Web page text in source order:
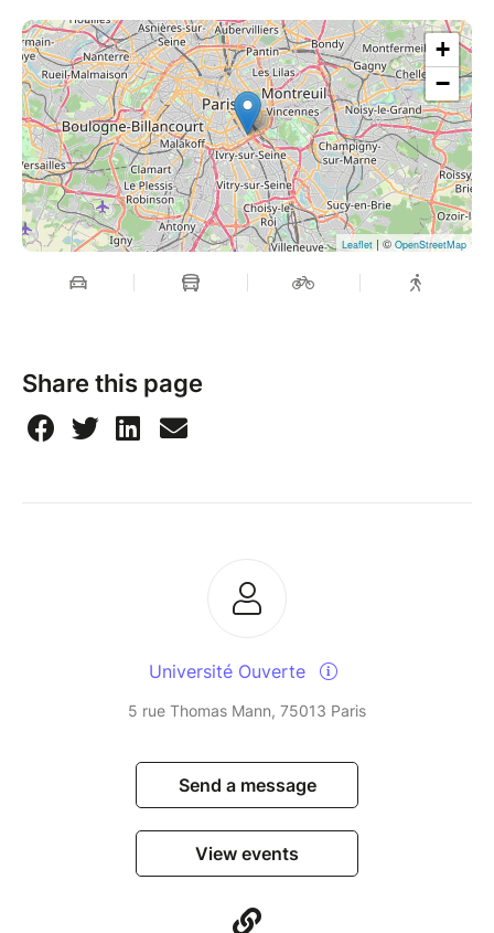
+
−
Leaflet | © OpenStreetMap
Share this page
Université Ouverte
5 rue Thomas Mann, 75013 Paris
Send a message
View events